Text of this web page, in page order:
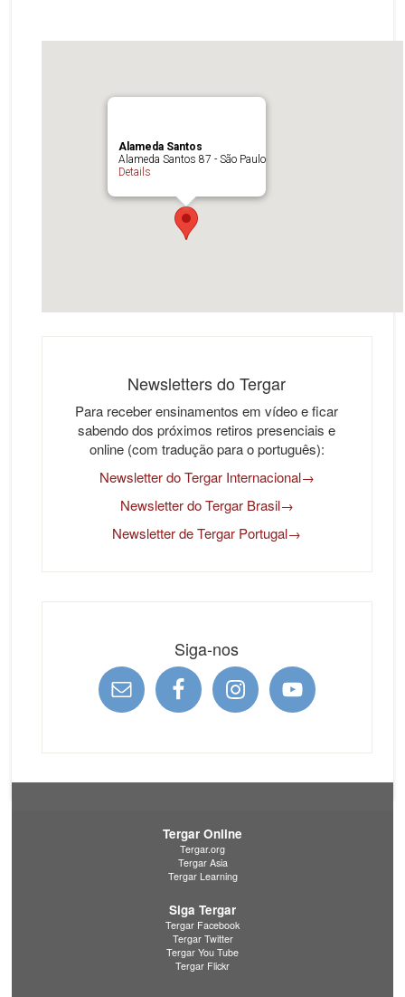
Alameda Santos
Alameda Santos 87 - São Paulo
Details
Newsletters do Tergar
Para receber ensinamentos em vídeo e ficar
sabendo dos próximos retiros presenciais e
online (com tradução para o português):
Newsletter do Tergar Internacional→
Newsletter do Tergar Brasil→
Newsletter de Tergar Portugal→
Siga-nos
Tergar Online
Tergar.org
Tergar Asia
Tergar Learning
Siga Tergar
Tergar Facebook
Tergar Twitter
Tergar You Tube
Tergar Flickr